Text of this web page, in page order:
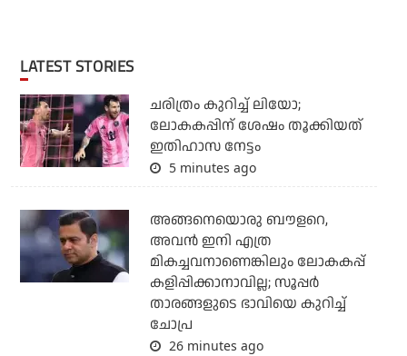
LATEST STORIES
ചരിത്രം കുറിച്ച് ലിയോ;
ലോകകപ്പിന് ശേഷം തൂക്കിയത്
ഇതിഹാസ നേട്ടം
5 minutes ago
അങ്ങനെയൊരു ബൗളറെ,
അവന്‍ ഇനി എത്ര
മികച്ചവനാണെങ്കിലും ലോകകപ്പ്
കളിപ്പിക്കാനാവില്ല; സൂപ്പര്‍
താരങ്ങളുടെ ഭാവിയെ കുറിച്ച്
ചോപ്ര
26 minutes ago